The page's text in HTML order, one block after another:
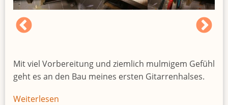
Mit viel Vorbereitung und ziemlich mulmigem Gefühl
geht es an den Bau meines ersten Gitarrenhalses.
Weiterlesen